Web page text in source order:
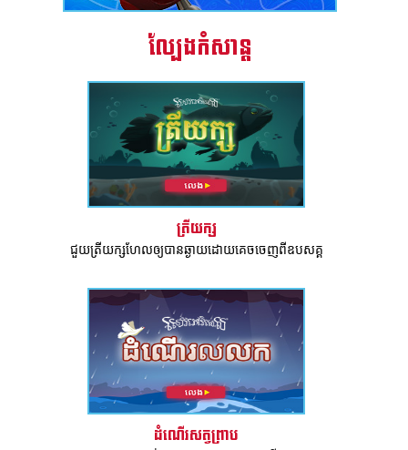
ល្បែងកំសាន្ត
ត្រីយក្ស
ជួយត្រីយក្សហែលឲ្យបានឆ្ងាយ​ដោយគេចចេញពីឧបសគ្គ
ដំណើរសត្វព្រាប